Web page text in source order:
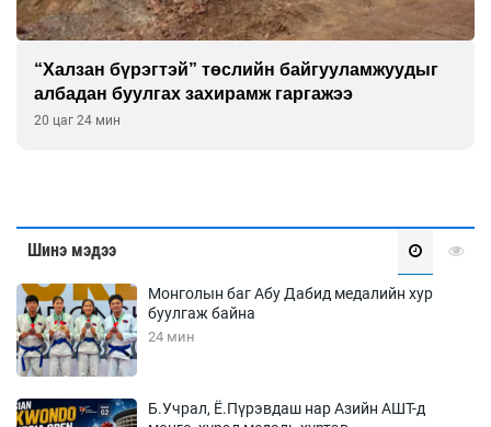
“Халзан бүрэгтэй” төслийн байгууламжуудыг
албадан буулгах захирамж гаргажээ
20 цаг 24 мин
Шинэ мэдээ
Монголын баг Абу Дабид медалийн хур
буулгаж байна
24 мин
Б.Учрал, Ё.Пүрэвдаш нар Азийн АШТ-д